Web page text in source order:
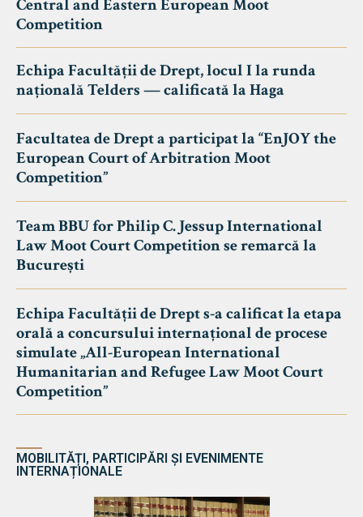
Central and Eastern European Moot
Competition
Echipa Facultății de Drept, locul I la runda
națională Telders — calificată la Haga
Facultatea de Drept a participat la “EnJOY the
European Court of Arbitration Moot
Competition”
Team BBU for Philip C. Jessup International
Law Moot Court Competition se remarcă la
București
Echipa Facultății de Drept s-a calificat la etapa
orală a concursului internațional de procese
simulate „All-European International
Humanitarian and Refugee Law Moot Court
Competition”
MOBILITĂȚI, PARTICIPĂRI ȘI EVENIMENTE
INTERNAȚIONALE